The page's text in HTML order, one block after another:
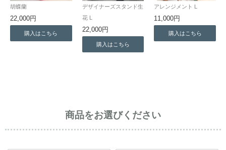
胡蝶蘭
22,000円
購入はこちら
デザイナーズスタンド生
花 L
22,000円
購入はこちら
アレンジメント L
11,000円
購入はこちら
商品をお選びください